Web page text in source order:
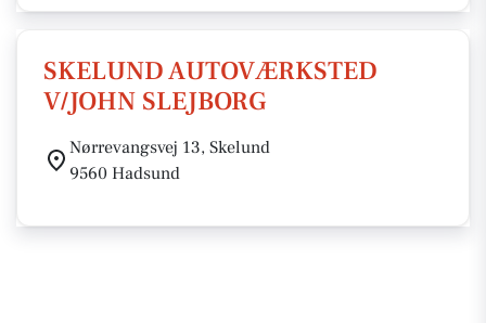
SKELUND AUTOVÆRKSTED
V/JOHN SLEJBORG
Nørrevangsvej 13, Skelund
9560 Hadsund